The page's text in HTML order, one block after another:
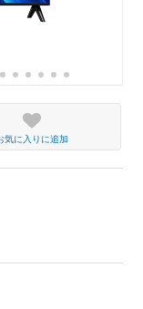
気に入りに追加